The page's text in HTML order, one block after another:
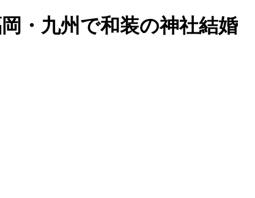
・九州で和装の神社結婚